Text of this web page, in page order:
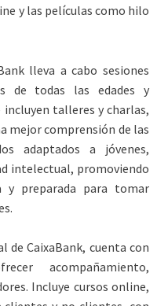
y las películas como hilo
lleva a cabo sesiones
de todas las edades y
incluyen talleres y charlas,
mejor comprensión de las
adaptados a jóvenes,
intelectual, promoviendo
y preparada para tomar
de CaixaBank, cuenta con
acompañamiento,
Incluye cursos online,